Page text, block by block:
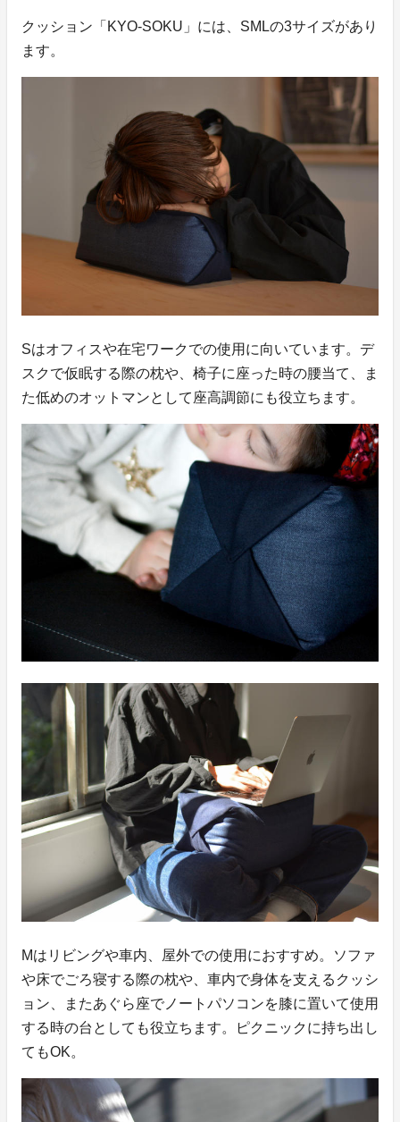
クッション「KYO-SOKU」には、SMLの3サイズがあり
ます。
Sはオフィスや在宅ワークでの使用に向いています。デ
スクで仮眠する際の枕や、椅子に座った時の腰当て、ま
た低めのオットマンとして座高調節にも役立ちます。
Mはリビングや車内、屋外での使用におすすめ。ソファ
や床でごろ寝する際の枕や、車内で身体を支えるクッシ
ョン、またあぐら座でノートパソコンを膝に置いて使用
する時の台としても役立ちます。ピクニックに持ち出し
てもOK。